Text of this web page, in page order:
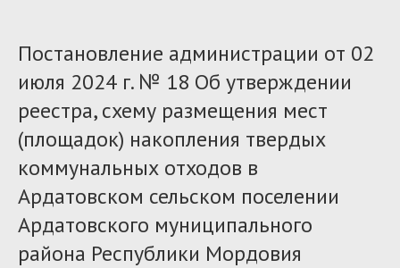
Постановление администрации от 02
июля 2024 г. № 18 Об утверждении
реестра, схему размещения мест
(площадок) накопления твердых
коммунальных отходов в
Ардатовском сельском поселении
Ардатовского муниципального
района Республики Мордовия